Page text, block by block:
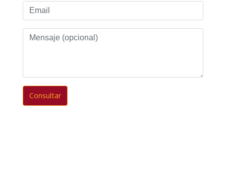
Email
Mensaje
(opcional)
Consultar